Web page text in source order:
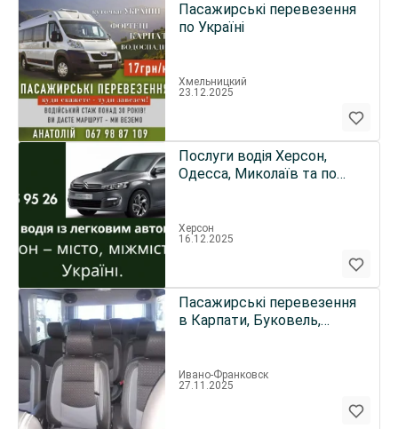
Пасажирські перевезення
по Україні
Хмельницкий
23.12.2025
Послуги водія Херсон,
Одесса, Миколаїв та по
Херсон
16.12.2025
Пасажирські перевезення
в Карпати, Буковель,
Ивано-Франковск
27.11.2025